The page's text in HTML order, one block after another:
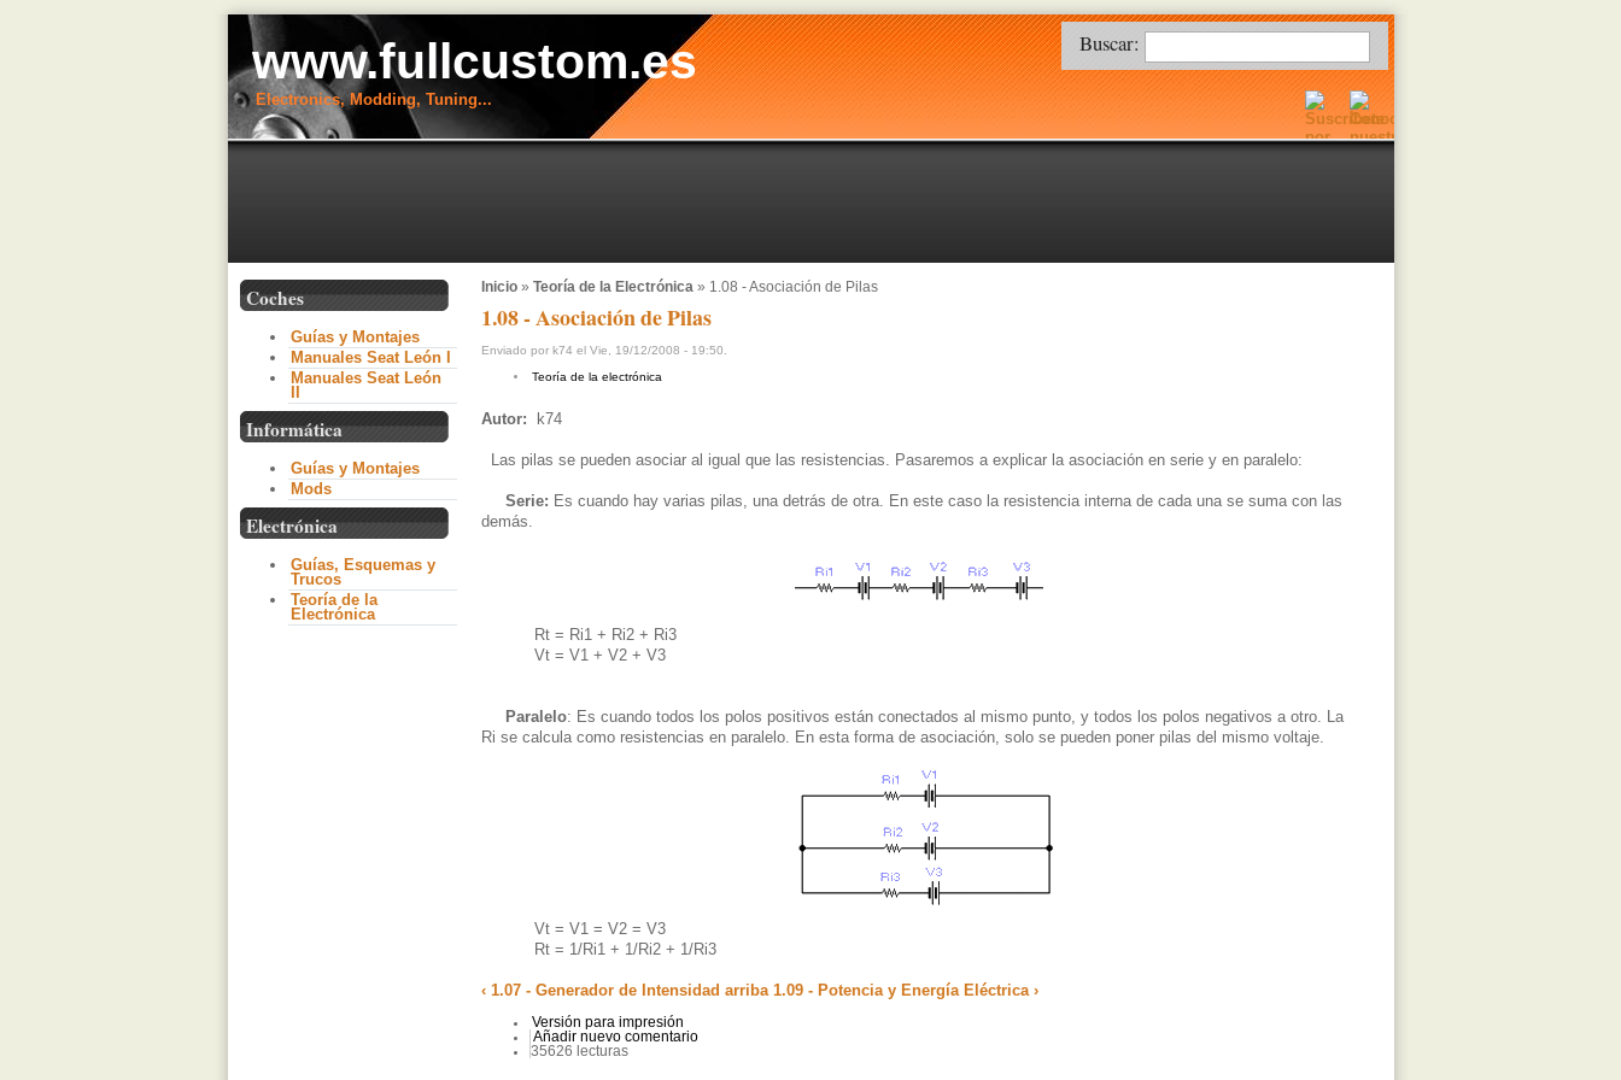
www.fullcustom.es
Electronics, Modding, Tuning...
Buscar:
Coches
Guías y Montajes
Manuales Seat León I
Manuales Seat León
Informática
Guías y Montajes
Mods
Electrónica
Guías, Esquemas y
Trucos
Teoría de la
Electrónica
Inicio» Teoría de la Electrónica » 1.08 - Asociación de Pilas
1.08 - Asociación de Pilas
Enviado por k74 el Vie, 19/12/2008 - 19:50.
Teoría de la electrónica
Autor: k74
Las pilas se pueden asociar al igual que las resistencias. Pasaremos a explicar la asociación en serie y en paralelo:
Serie: Es cuando hay varias pilas, una detrás de otra. En este caso la resistencia interna de cada una se suma con las
demás.
Rt = Ri1 + Ri2 + Ri3
Vt = V1 + V2 + V3
Paralelo: Es cuando todos los polos positivos están conectados al mismo punto, y todos los polos negativos a otro. La
Ri se calcula como resistencias en paralelo. En esta forma de asociación, solo se pueden poner pilas del mismo voltaje.
Vt = V1 = V2 = V3
Rt = 1/Ri1 + 1/Ri2 + 1/Ri3
‹ 1.07 - Generador de Intensidad arriba 1.09 - Potencia y Energía Eléctrica ›
Versión para impresión
Añadir nuevo comentario
35626 lecturas